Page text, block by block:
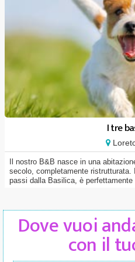
I tre
Il nostro B&B nasce in una
secolo, completamente
passi dalla Basilica, è
Dove vuoi
con il